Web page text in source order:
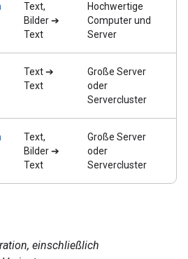
Text,
Bilder ➔
Text
Hochwertige
Computer und
Server
Text ➔
Text
Große Server
oder
Servercluster
Text,
Bilder ➔
Text
Große Server
oder
Servercluster
einschließlich